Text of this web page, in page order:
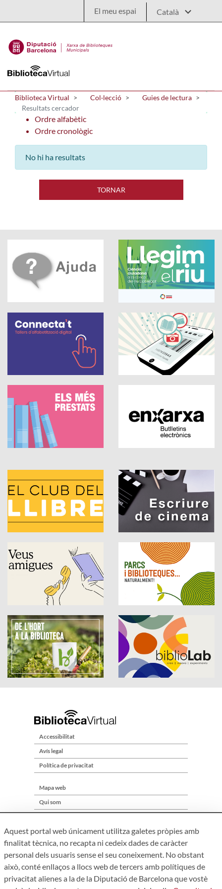
El meu espai
Biblioteca Virtual Col·lecció
Guies de lectura
Resultats cercador
Ordre alfabètic
Ordre cronològic
No hi ha resultats
TORNAR
Accessibilitat
Avís legal
Política de privacitat
Mapa web
Qui som
Aquest portal web únicament utilitza galetes pròpies amb
finalitat tècnica, no recapta ni cedeix dades de caràcter
personal dels usuaris sense el seu coneixement. No obstant
això, conté enllaços a llocs web de tercers amb polítiques de
privacitat alienes a la de la Diputació de Barcelona que vostè